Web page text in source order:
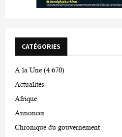
CATÉGORIES
A la Une (4 670)
Actualités
Afrique
Annonces
Chronique du gouvernement